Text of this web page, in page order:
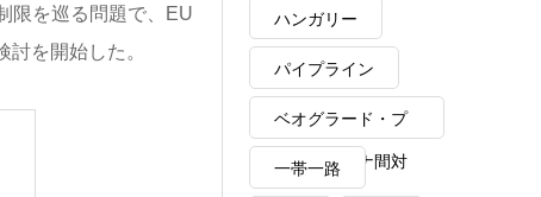
限を巡る問題で、EU
を開始した。
崩落事故
ハンガリー
パイプライン
ベオグラード・プ
リシュティナ間対
一帯一路